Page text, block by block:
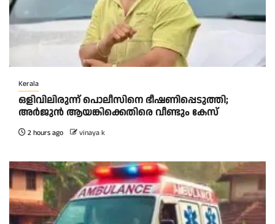
Kerala
ഒളിവിലിരുന്ന് പൊലീസിനെ ഭീഷണിപ്പെടുത്തി;
അർജുൻ ആയങ്കിക്കെതിരെ വീണ്ടും കേസ്
2 hours ago vinaya k